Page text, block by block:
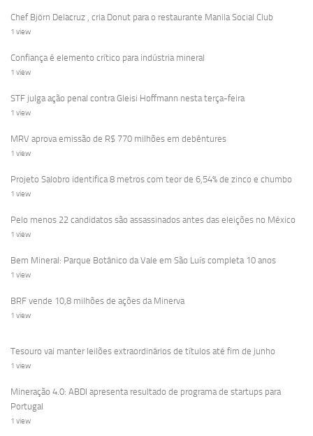
Chef Björn Delacruz , cria Donut para o restaurante Manila Social Club
1 view
Confiança é elemento crítico para indústria mineral
1 view
STF julga ação penal contra Gleisi Hoffmann nesta terça-feira
1 view
MRV aprova emissão de R$ 770 milhões em debêntures
1 view
Projeto Salobro identifica 8 metros com teor de 6,54% de zinco e chumbo
1 view
Pelo menos 22 candidatos são assassinados antes das eleições no México
1 view
Bem Mineral: Parque Botânico da Vale em São Luís completa 10 anos
1 view
BRF vende 10,8 milhões de ações da Minerva
1 view
Tesouro vai manter leilões extraordinários de títulos até fim de junho
1 view
Mineração 4.0: ABDI apresenta resultado de programa de startups para
Portugal
1 view